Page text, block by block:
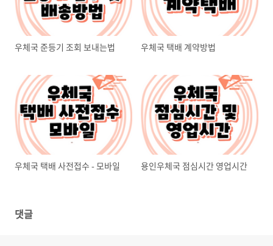
우체국 준등기 조회 보내는법 우체국 택배 계약방법
우체국 택배 사전접수 - 모바일 용인우체국 점심시간 영업시간
댓글